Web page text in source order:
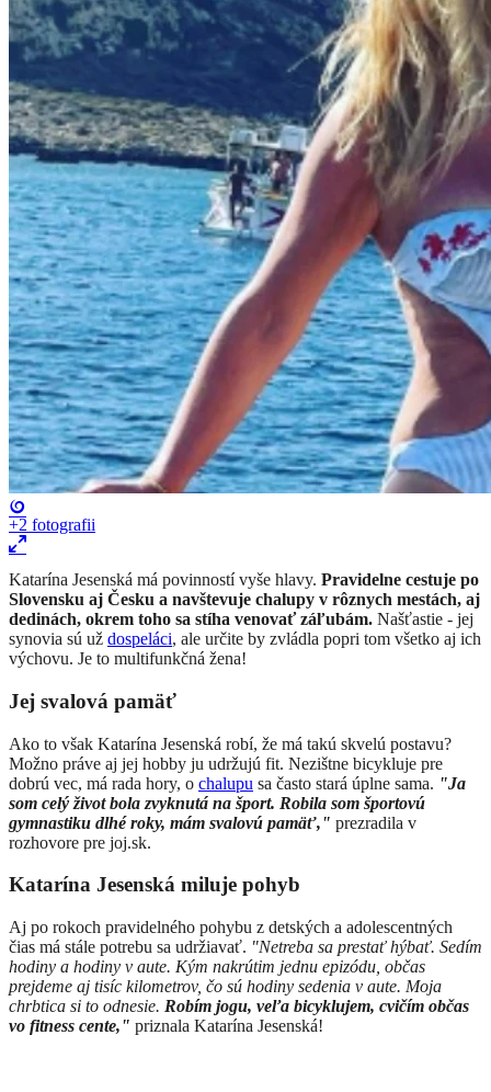
+2 fotografii
Katarína Jesenská má povinností vyše hlavy. Pravidelne cestuje po
Slovensku aj Česku a navštevuje chalupy v rôznych mestách, aj
dedinách, okrem toho sa stíha venovať záľubám. Našťastie - jej
synovia sú už dospeláci, ale určite by zvládla popri tom všetko aj ich
výchovu. Je to multifunkčná žena!
Jej svalová pamäť
Ako to však Katarína Jesenská robí, že má takú skvelú postavu?
Možno práve aj jej hobby ju udržujú fit. Nezištne bicykluje pre
dobrú vec, má rada hory, o chalupu sa často stará úplne sama. "Ja
som celý život bola zvyknutá na šport. Robila som športovú
gymnastiku dlhé roky, mám svalovú pamäť," prezradila v
rozhovore pre joj.sk.
Katarína Jesenská miluje pohyb
Aj po rokoch pravidelného pohybu z detských a adolescentných
čias má stále potrebu sa udržiavať. "Netreba sa prestať hýbať. Sedím
hodiny a hodiny v aute. Kým nakrútim jednu epizódu, občas
prejdeme aj tisíc kilometrov, čo sú hodiny sedenia v aute. Moja
chrbtica si to odnesie. Robím jogu, veľa bicyklujem, cvičím občas
vo fitness cente," priznala Katarína Jesenská!